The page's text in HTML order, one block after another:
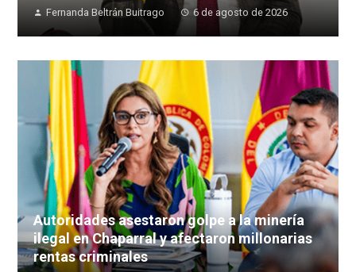
Fernanda Beltrán Buitrago 6 de agosto de 2026
Autoridades asestaron golpe a la minería
ilegal en Chaparral y afectaron millonarias
rentas criminales